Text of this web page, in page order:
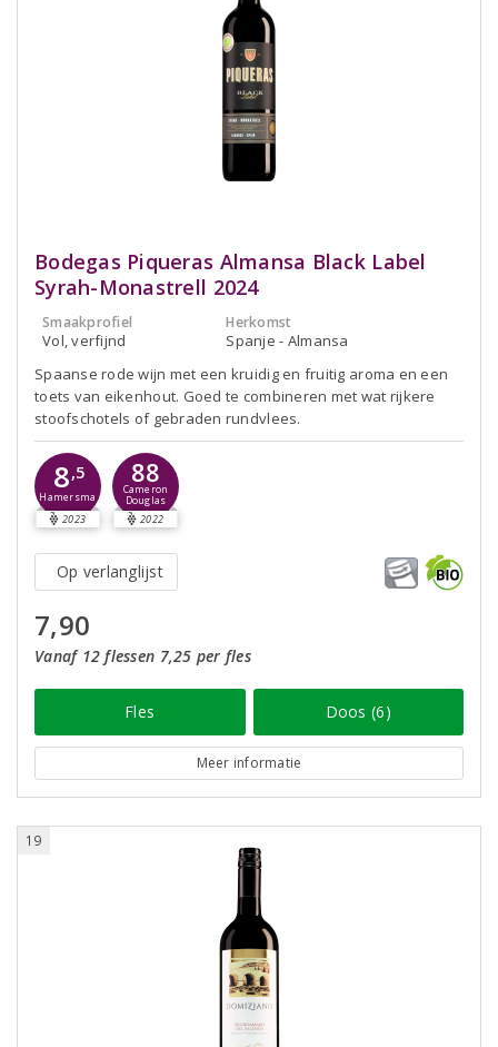
Bodegas Piqueras Almansa Black Label
Syrah-Monastrell 2024
Smaakprofiel
Vol, verfijnd
Herkomst
Spanje - Almansa
Spaanse rode wijn met een kruidig en fruitig aroma en een
toets van eikenhout. Goed te combineren met wat rijkere
stoofschotels of gebraden rundvlees.
8,5
Hamersma
2023
88
Cameron
Douglas
2022
Op verlanglijst
7,90
Vanaf 12 flessen 7,25 per fles
Fles Doos (6)
Meer informatie
19